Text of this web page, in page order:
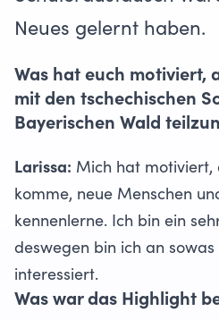
Neues gelernt haben.
Was hat euch motiviert,
mit den tschechischen
Bayerischen Wald
Larissa: Mich hat motiviert,
komme, neue Menschen
kennenlerne. Ich bin ein
deswegen bin ich an
interessiert.
Was war das Highlight